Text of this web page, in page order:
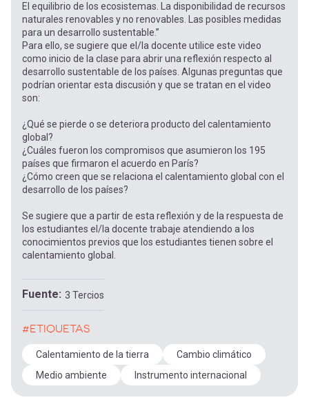
El equilibrio de los ecosistemas. La disponibilidad de recursos
naturales renovables y no renovables. Las posibles medidas
para un desarrollo sustentable.”
Para ello, se sugiere que el/la docente utilice este video
como inicio de la clase para abrir una reflexión respecto al
desarrollo sustentable de los países. Algunas preguntas que
podrían orientar esta discusión y que se tratan en el video
son:
¿Qué se pierde o se deteriora producto del calentamiento
global?
¿Cuáles fueron los compromisos que asumieron los 195
países que firmaron el acuerdo en París?
¿Cómo creen que se relaciona el calentamiento global con el
desarrollo de los países?
Se sugiere que a partir de esta reflexión y de la respuesta de
los estudiantes el/la docente trabaje atendiendo a los
conocimientos previos que los estudiantes tienen sobre el
calentamiento global.
Fuente 3 Tercios
#ETIQUETAS
Calentamiento de la tierra
Cambio climático
Medio ambiente
Instrumento internacional